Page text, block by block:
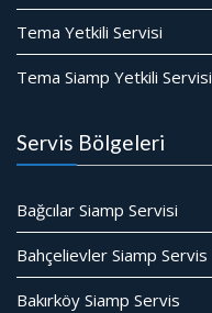
Tema Yetkili Servisi
Tema Siamp Yetkili Servisi
Servis Bölgeleri
Bağcılar Siamp Servisi
Bahçelievler Siamp Servis
Bakırköy Siamp Servis